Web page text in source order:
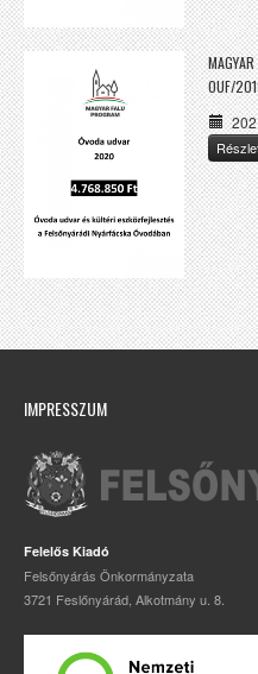
OUF/
IMPRESSZUM
Felelős Kiadó
Felsőnyárás Önkormányzata
3721 Feslőnyárád, Alkotmány u. 8.